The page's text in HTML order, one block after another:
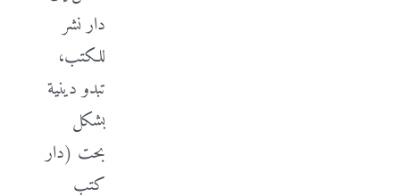
دار نشر
للكتب،
تبدو دينية
بشكل
بحت (دار
كتب